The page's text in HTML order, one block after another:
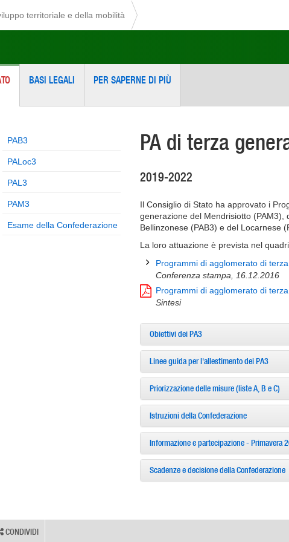
territoriale e della mobilità
BASI LEGALI PER SAPERNE DI PIÙ
PAB3
PALoc3
PAL3
PAM3
Esame della Confederazione
PA di terza
2019-2022
Il Consiglio di Stato ha approvato i
generazione del Mendrisiotto (PAM3),
Bellinzonese (PAB3) e del Locarnese
La loro attuazione è prevista nel
Programmi di agglomerato di
Conferenza stampa, 16.12.2016
Programmi di agglomerato di
Sintesi
Obiettivi dei PA3
Linee guida per l'allestimento dei PA3
Priorizzazione delle misure (liste A, B e C)
Istruzioni della Confederazione
Informazione e partecipazione - Primavera
Scadenze e decisione della Confederazione
CONDIVIDI